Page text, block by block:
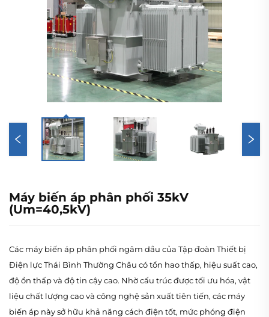
Máy biến áp phân phối 35kV
(Um=40,5kV)
Các máy biến áp phân phối ngâm dầu của Tập đoàn Thiết bị
Điện lực Thái Bình Thường Châu có tổn hao thấp, hiệu suất cao,
độ ồn thấp và độ tin cậy cao. Nhờ cấu trúc được tối ưu hóa, vật
liệu chất lượng cao và công nghệ sản xuất tiên tiến, các máy
biến áp này sở hữu khả năng cách điện tốt, mức phóng điện